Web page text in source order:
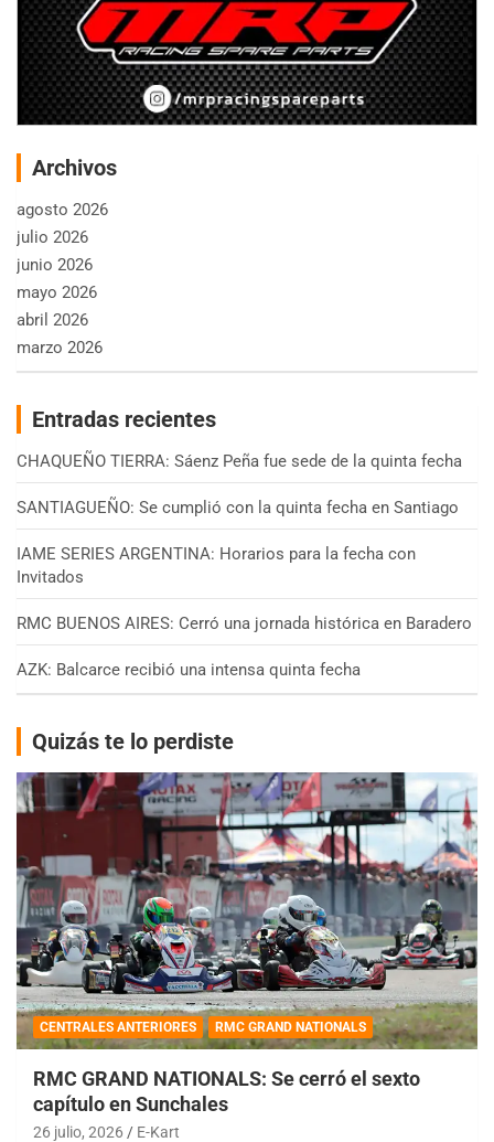
Archivos
agosto 2026
julio 2026
junio 2026
mayo 2026
abril 2026
marzo 2026
Entradas recientes
CHAQUEÑO TIERRA: Sáenz Peña fue sede de la quinta fecha
SANTIAGUEÑO: Se cumplió con la quinta fecha en Santiago
IAME SERIES ARGENTINA: Horarios para la fecha con
Invitados
RMC BUENOS AIRES: Cerró una jornada histórica en Baradero
AZK: Balcarce recibió una intensa quinta fecha
Quizás te lo perdiste
CENTRALES ANTERIORES RMC GRAND NATIONALS
RMC GRAND NATIONALS: Se cerró el sexto
capítulo en Sunchales
26 julio, 2026 E-Kart